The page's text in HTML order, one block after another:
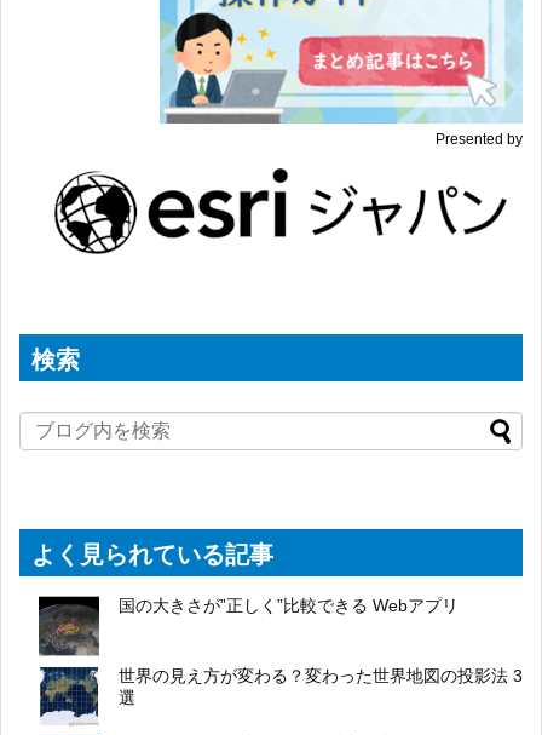
Presented by
検索
よく見られている記事
国の大きさが”正しく”比較できる Webアプリ
世界の見え方が変わる？変わった世界地図の投影法 3
選